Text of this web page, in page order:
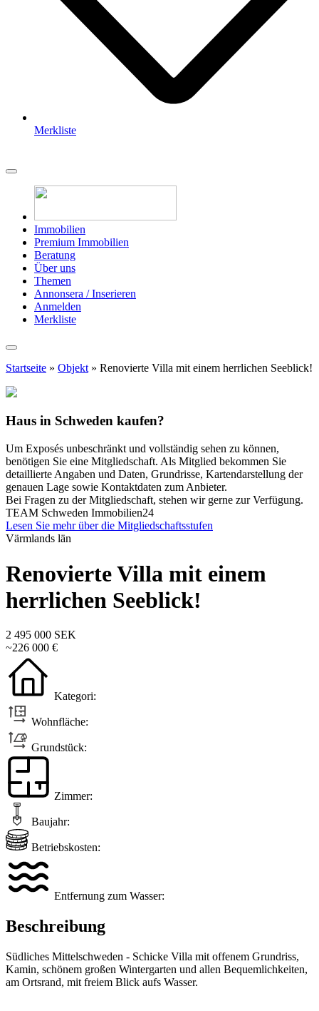
Merkliste
Immobilien
Premium Immobilien
Beratung
Über uns
Themen
Annonsera / Inserieren
Anmelden
Merkliste
Startseite » Objekt » Renovierte Villa mit einem herrlichen Seeblick!
Haus in Schweden kaufen?
Um Exposés unbeschränkt und vollständig sehen zu können,
benötigen Sie eine Mitgliedschaft. Als Mitglied bekommen Sie
detaillierte Angaben und Daten, Grundrisse, Kartendarstellung der
genauen Lage sowie Kontaktdaten zum Anbieter.
Bei Fragen zu der Mitgliedschaft, stehen wir gerne zur Verfügung.
TEAM Schweden Immobilien24
Lesen Sie mehr über die Mitgliedschaftsstufen
Värmlands län
Renovierte Villa mit einem
herrlichen Seeblick!
2 495 000 SEK
~226 000 €
Kategori:
Wohnfläche:
Grundstück:
Zimmer:
Baujahr:
Betriebskosten:
Entfernung zum Wasser:
Beschreibung
Südliches Mittelschweden - Schicke Villa mit offenem Grundriss,
Kamin, schönem großen Wintergarten und allen Bequemlichkeiten,
am Ortsrand, mit freiem Blick aufs Wasser.